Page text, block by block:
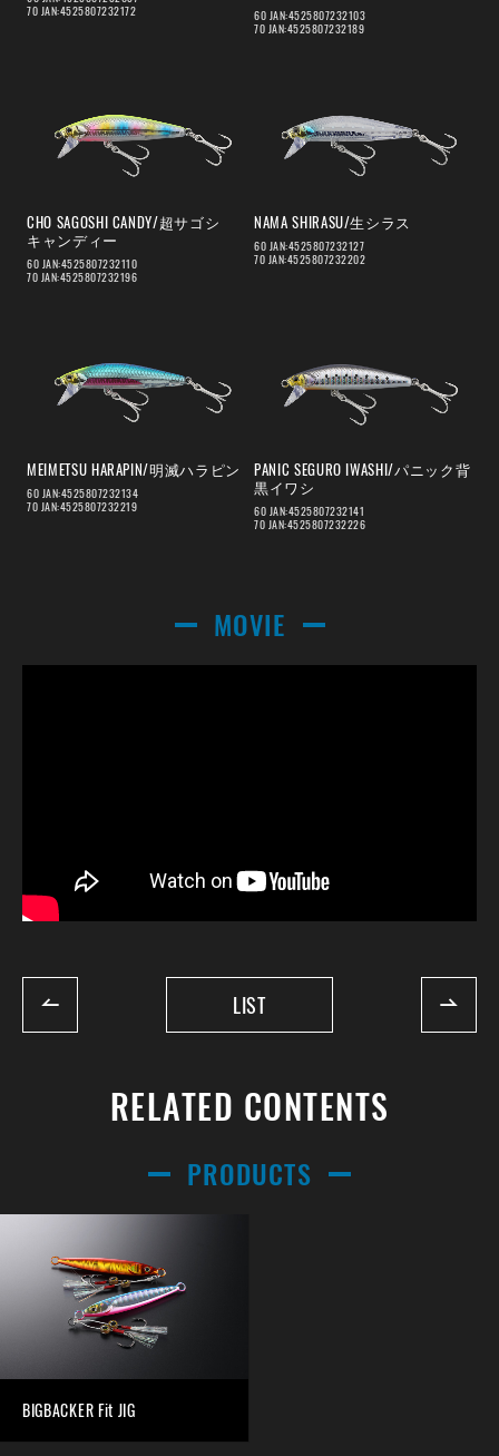
70 JAN:4525807232172 60 JAN:4525807232103
70 JAN:4525807232189
CHO SAGOSHI CANDY/超サゴシ
キャンディー
60 JAN:4525807232110
70 JAN:4525807232196
NAMA SHIRASU/生シラス
60 JAN:4525807232127
70 JAN:4525807232202
MEIMETSU HARAPIN/明滅ハラピン
60 JAN:4525807232134
70 JAN:4525807232219
PANIC SEGURO IWASHI/パニック背
黒イワシ
60 JAN:4525807232141
70 JAN:4525807232226
MOVIE
LIST
RELATED CONTENTS
PRODUCTS
BIGBACKER Fit JIG